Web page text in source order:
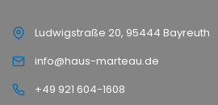
Ludwigstraße 20, 95444 Bayreuth
info@haus-marteau.de
+49 921 604-1608